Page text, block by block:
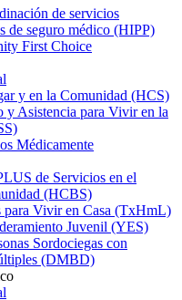
de servicios
de seguro médico (HIPP)
First Choice
y en la Comunidad (HCS)
y Asistencia para Vivir en la
Médicamente
de Servicios en el
(HCBS)
para Vivir en Casa (TxHmL)
Juvenil (YES)
Sordociegas con
(DMBD)